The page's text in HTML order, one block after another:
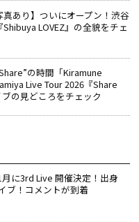
真あり】ついにオープン！渋谷
LOVEZ』の全貌をチェ
の時間――「Kiramune
Live Tour 2026『Share
の見どころをチェック
に3rd Live 開催決定！出身
ブ！コメントが到着